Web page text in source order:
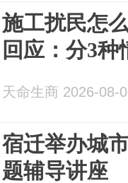
施工扰民怎
回应：分3种
天命生商 2026-08-
宿迁举办城
题辅导讲座